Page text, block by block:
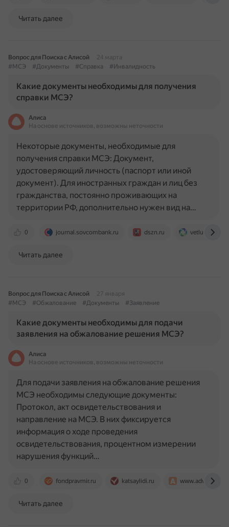
Читать далее
Вопрос для Поиска с Алисой
24 марта
#МСЭ
#Документы #Справка #Инвалидность
Какие документы необходимы для получения
справки МСЭ?
Алиса
На основе источников, возможны неточности
0 journal.sovcombank.ru dszn.ru vetluga-
Некоторые документы, необходимые для
получения справки МСЭ: Документ,
удостоверяющий личность (паспорт или иной
документ). Для иностранных граждан и лиц без
гражданства, постоянно проживающих на
территории РФ, дополнительно нужен вид на…
Читать далее
Вопрос для Поиска с Алисой
27 января
#МСЭ
#Обжалование #Документы #Заявление
Какие документы необходимы для подачи
заявления на обжалование решения МСЭ?
Алиса
На основе источников, возможны неточности
0 fondpravmir.ru katsaylidi.ru
Для подачи заявления на обжалование решения
МСЭ необходимы следующие документы:
Протокол, акт освидетельствования и
направление на МСЭ. В них фиксируется
информация о ходе проведения
освидетельствования, процентном измерении
нарушения функций…
Читать далее